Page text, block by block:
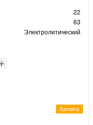
22
63
Электролитический
Samwha